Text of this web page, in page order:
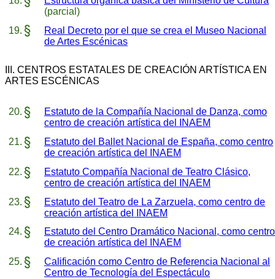
(parcial)
Real Decreto por el que se crea el Museo Nacional
de Artes Escénicas
III. CENTROS ESTATALES DE CREACIÓN ARTÍSTICA EN
ARTES ESCÉNICAS
Estatuto de la Compañía Nacional de Danza, como
centro de creación artística del INAEM
Estatuto del Ballet Nacional de España, como centro
de creación artística del INAEM
Estatuto Compañía Nacional de Teatro Clásico,
centro de creación artística del INAEM
Estatuto del Teatro de La Zarzuela, como centro de
creación artística del INAEM
Estatuto del Centro Dramático Nacional, como centro
de creación artística del INAEM
Calificación como Centro de Referencia Nacional al
Centro de Tecnología del Espectáculo